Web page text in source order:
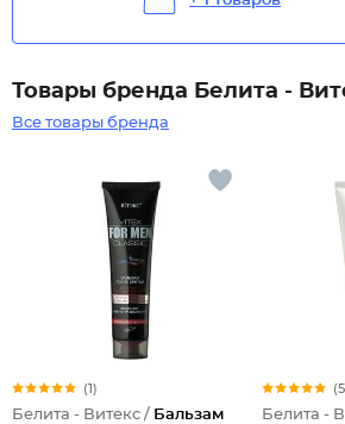
Товары бренда Белита -
Все товары бренда
(1)
Белита - Витекс / Бальзам
Белита -